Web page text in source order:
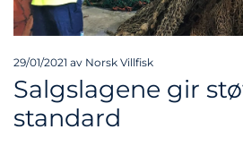
29/01/2021 av Norsk Villfisk
Salgslagene gir
standard